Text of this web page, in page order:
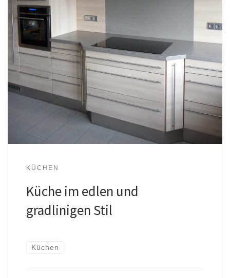
KÜCHEN
Küche im edlen und
gradlinigen Stil
Küchen